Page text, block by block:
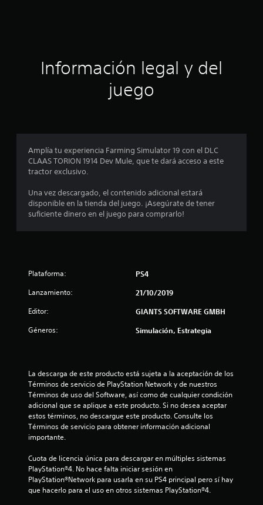
i
e
e
n
6
1
6
c
Información legal y del
juego
Amplía tu experiencia Farming Simulator 19 con el DLC
CLAAS TORION 1914 Dev Mule, que te dará acceso a este
tractor exclusivo.
Una vez descargado, el contenido adicional estará
disponible en la tienda del juego. ¡Asegúrate de tener
suficiente dinero en el juego para comprarlo!
Plataforma: PS4
Lanzamiento: 21/10/2019
Editor: GIANTS SOFTWARE GMBH
Géneros: Simulación, Estrategia
La descarga de este producto está sujeta a la aceptación de los
Términos de servicio de PlayStation Network y de nuestros
Términos de uso del Software, así como de cualquier condición
adicional que se aplique a este producto. Si no desea aceptar
estos términos, no descargue este producto. Consulte los
Términos de servicio para obtener información adicional
importante.
Cuota de licencia única para descargar en múltiples sistemas
PlayStation®4. No hace falta iniciar sesión en
PlayStation®Network para usarla en su PS4 principal pero sí hay
que hacerlo para el uso en otros sistemas PlayStation®4.